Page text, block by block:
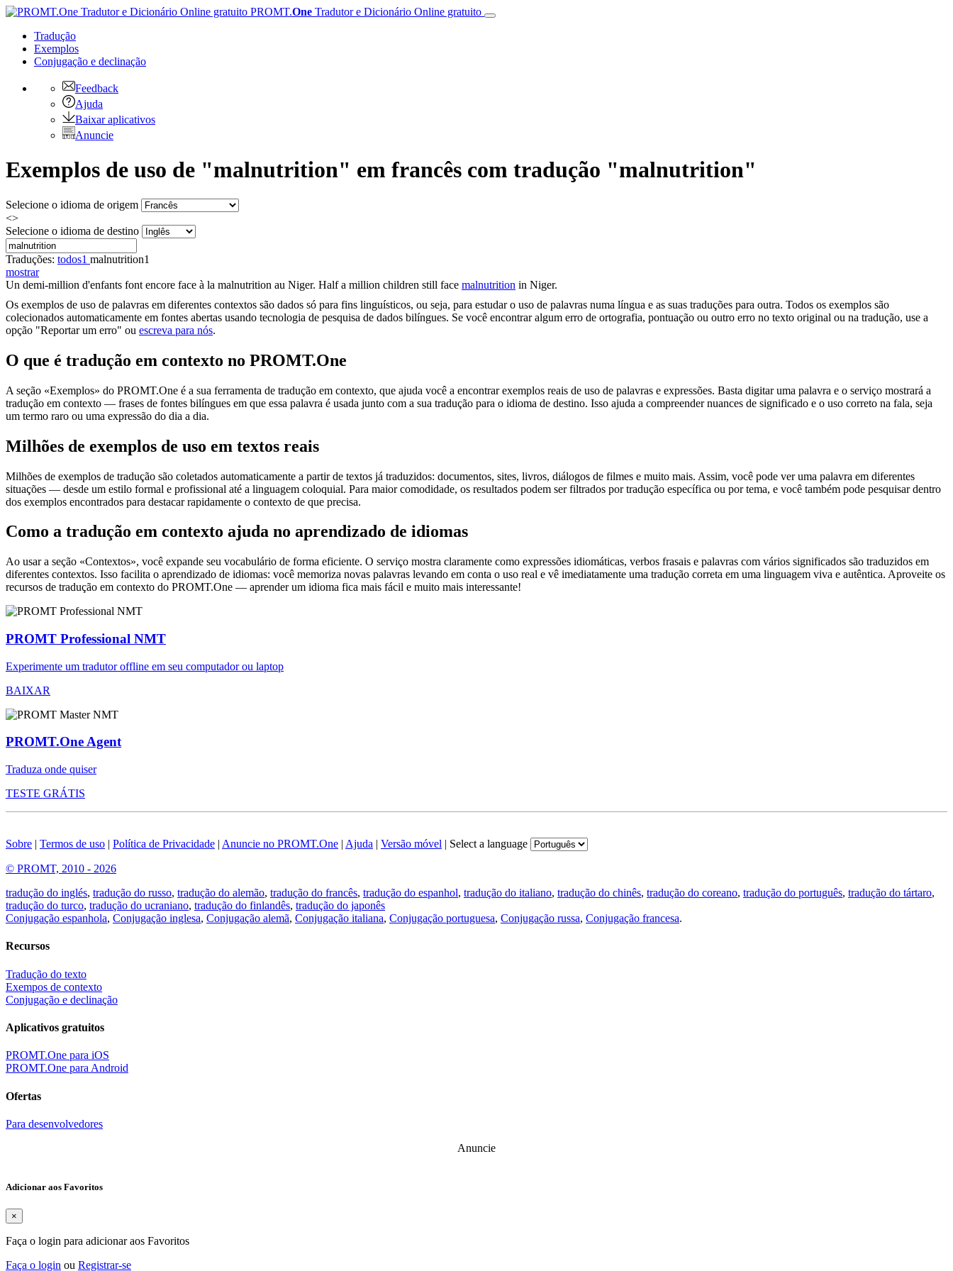
PROMT.One Tradutor e Dicionário Online gratuito
Tradução
Exemplos
Conjugação e declinação
Feedback
Ajuda
Baixar aplicativos
Anuncie
Exemplos de uso de "malnutrition" em francês com tradução "malnutrition"
Selecione o idioma de origem
<>
Selecione o idioma de destino
Traduções: todos1 malnutrition1
mostrar
Un demi-million d'enfants font encore face à la malnutrition au Niger. Half a million children still face malnutrition in Niger.
Os exemplos de uso de palavras em diferentes contextos são dados só para fins linguísticos, ou seja, para estudar o uso de palavras numa língua e as suas traduções para outra. Todos os exemplos são
colecionados automaticamente em fontes abertas usando tecnologia de pesquisa de dados bilíngues. Se você encontrar algum erro de ortografia, pontuação ou outro erro no texto original ou na tradução, use a
opção "Reportar um erro" ou escreva para nós.
O que é tradução em contexto no PROMT.One
A seção «Exemplos» do PROMT.One é a sua ferramenta de tradução em contexto, que ajuda você a encontrar exemplos reais de uso de palavras e expressões. Basta digitar uma palavra e o serviço mostrará a
tradução em contexto — frases de fontes bilíngues em que essa palavra é usada junto com a sua tradução para o idioma de destino. Isso ajuda a compreender nuances de significado e o uso correto na fala, seja
um termo raro ou uma expressão do dia a dia.
Milhões de exemplos de uso em textos reais
Milhões de exemplos de tradução são coletados automaticamente a partir de textos já traduzidos: documentos, sites, livros, diálogos de filmes e muito mais. Assim, você pode ver uma palavra em diferentes
situações — desde um estilo formal e profissional até a linguagem coloquial. Para maior comodidade, os resultados podem ser filtrados por tradução específica ou por tema, e você também pode pesquisar dentro
dos exemplos encontrados para destacar rapidamente o contexto de que precisa.
Como a tradução em contexto ajuda no aprendizado de idiomas
Ao usar a seção «Contextos», você expande seu vocabulário de forma eficiente. O serviço mostra claramente como expressões idiomáticas, verbos frasais e palavras com vários significados são traduzidos em
diferentes contextos. Isso facilita o aprendizado de idiomas: você memoriza novas palavras levando em conta o uso real e vê imediatamente uma tradução correta em uma linguagem viva e autêntica. Aproveite os
recursos de tradução em contexto do PROMT.One — aprender um idioma fica mais fácil e muito mais interessante!
PROMT Professional NMT
Experimente um tradutor offline em seu computador ou laptop
BAIXAR
PROMT.One Agent
Traduza onde quiser
TESTE GRÁTIS
Sobre | Termos de uso | Política de Privacidade | Anuncie no PROMT.One | Ajuda | Versão móvel | Select a language
© PROMT, 2010 - 2026
tradução do inglés, tradução do russo, tradução do alemão, tradução do francês, tradução do espanhol, tradução do italiano, tradução do chinês, tradução do coreano, tradução do português, tradução do tártaro,
tradução do turco, tradução do ucraniano, tradução do finlandês, tradução do japonês
Conjugação espanhola, Conjugação inglesa, Conjugação alemã, Conjugação italiana, Conjugação portuguesa, Conjugação russa, Conjugação francesa.
Recursos
Tradução do texto
Exempos de contexto
Conjugação e declinação
Aplicativos gratuitos
PROMT.One para iOS
PROMT.One para Android
Ofertas
Para desenvolvedores
Anuncie
Adicionar aos Favoritos
×
Faça o login para adicionar aos Favoritos
Faça o login ou Registrar-se